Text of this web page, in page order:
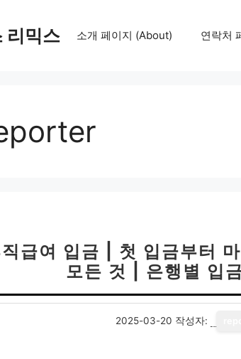
리믹스 소개 페이지 (About) 연락처
급여 입금 | 첫 입금부터
모든 것 | 은행별 입
2025-03-20 작성자: